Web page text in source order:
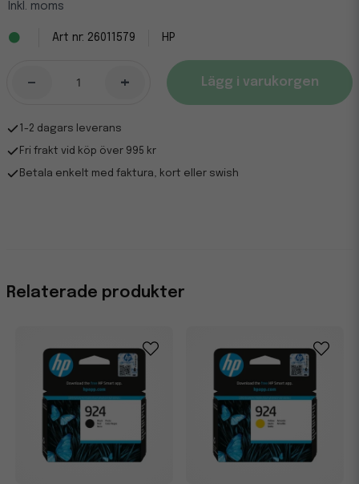
Inkl. moms
26011579 HP
- + Lägg i varukorgen
1-2 dagars leverans
Fri frakt vid köp över 995 kr
Betala enkelt med faktura, kort eller swish
Relaterade produkter